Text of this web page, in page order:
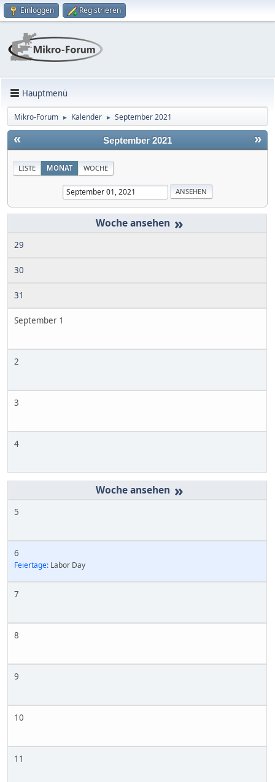
Einloggen Registrieren
Hauptmenü
Mikro-Forum ► Kalender ► September 2021
« »
September 2021
LISTE MONAT WOCHE
»
29
30
31
September 1
2
3
4
»
5
6
Feiertage: Labor Day
7
8
9
10
11